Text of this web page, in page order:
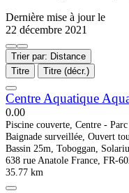
Dernière mise à jour le
22 décembre 2021
Trier par: Distance
Titre
Titre (décr.)
Centre Aquatique
0.00
Piscine couverte, Centre -
Baignade surveillée, Ouvert
Bassin 25m, Toboggan,
638 rue Anatole France, FR-
35.77 km